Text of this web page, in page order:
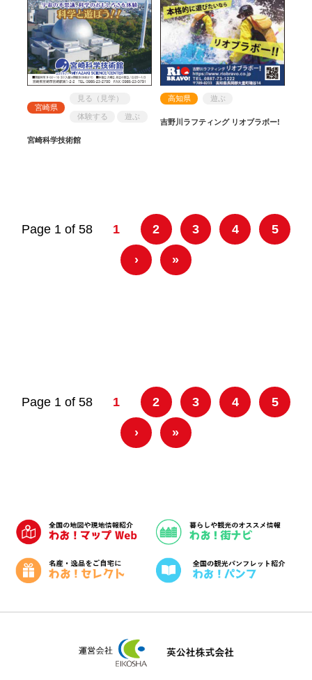
宮崎県
見る（見学）
体験する 遊ぶ
宮崎科学技術館
高知県 遊ぶ
吉野川ラフティング リオブラボー!
Page 1 of 58 1 2 3 4 5
› »
Page 1 of 58 1 2 3 4 5
› »